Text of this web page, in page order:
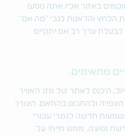
באזור אליו אתה נוסע)
הלחץ והדאגות לגבי "מה אם".
כבעלת ערך רב אם יתקיים
היכנס לאתר של מזג האוויר
ולהתכונן בהתאם. הצורך
חדשה לגמרי עבורי
נפוצה. ממש חייתי על